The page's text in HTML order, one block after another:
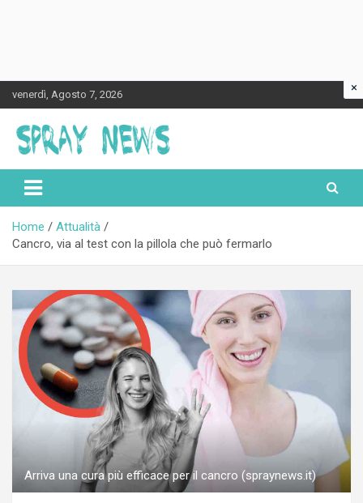
to
content
venerdì, Agosto 7, 2026
Spraynews.it
Home
Attualità
Cancro, via al test con la pillola che può fermarlo
Arriva una cura più efficace per il cancro (spraynews.it)
×